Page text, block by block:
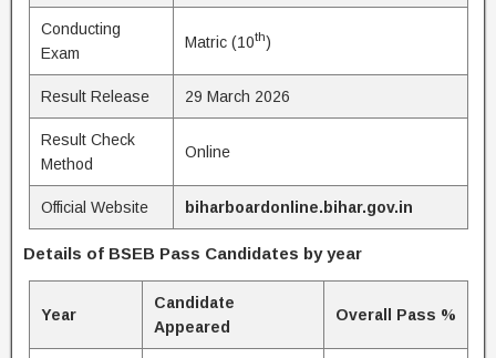
Conducting
Exam
Matric (10th)
Result Release 29 March 2026
Result Check
Method
Online
Official Website biharboardonline.bihar.gov.in
Details of BSEB Pass Candidates by year
Year
Candidate
Appeared
Overall Pass %